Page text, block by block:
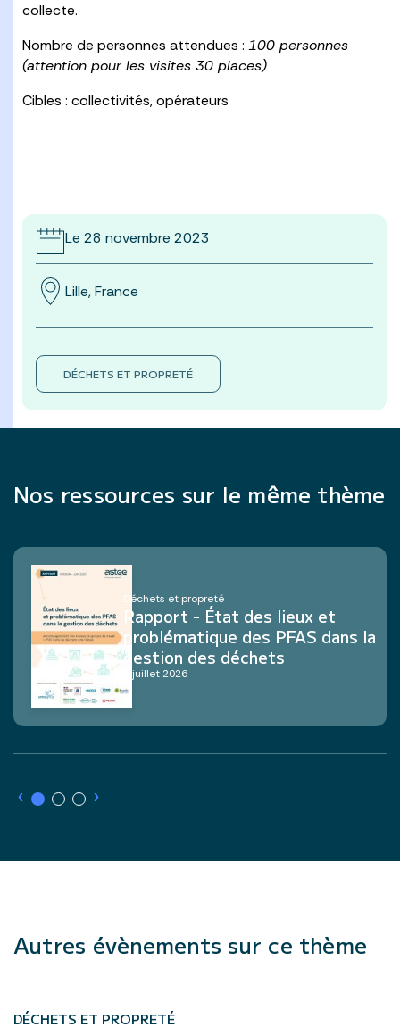
collecte.
Nombre de personnes attendues : 100 personnes
(attention pour les visites 30 places)
Cibles : collectivités, opérateurs
Le 28 novembre 2023
Lille, France
DÉCHETS ET PROPRETÉ
Nos ressources sur le même thème
Déchets et propreté
Rapport - État des lieux et
problématique des PFAS dans la
gestion des déchets
8 juillet 2026
› ›
Autres évènements sur ce thème
DÉCHETS ET PROPRETÉ